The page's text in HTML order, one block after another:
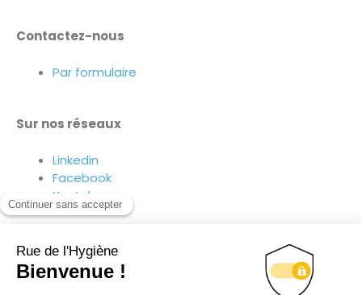
Contactez-nous
Par formulaire
Sur nos réseaux
Linkedin
Facebook
Youtube
Suivez-nous sur nos réseaux !